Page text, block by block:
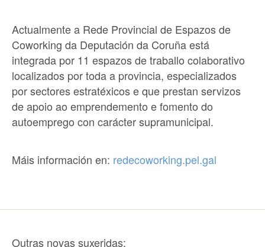
Actualmente a Rede Provincial de Espazos de
Coworking da Deputación da Coruña está
integrada por 11 espazos de traballo colaborativo
localizados por toda a provincia, especializados
por sectores estratéxicos e que prestan servizos
de apoio ao emprendemento e fomento do
autoemprego con carácter supramunicipal.
Máis información en: redecoworking.pel.gal
Outras novas suxeridas: